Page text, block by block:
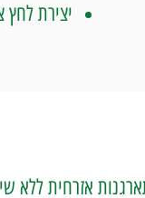
יצירת לחץ ציבורי רחב של כ- 200
אזרחית ללא